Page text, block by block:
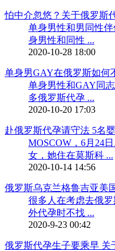
怕中介忽悠？关于俄罗斯
单身男性和男同性
身男性和同性 ...
2020-10-28 18:00
单身男GAY在俄罗斯如何
单身男性和GAY同
多俄罗斯代孕 ...
2020-10-20 17:03
赴俄罗斯代孕请守法 5名
MOSCOW，6月24
女，她住在莫斯科 ...
2020-10-14 14:56
俄罗斯乌克兰格鲁吉亚美
很多人在考虑去俄
外代孕时不找 ...
2020-9-23 00:42
俄罗斯代孕生子要乘早 关